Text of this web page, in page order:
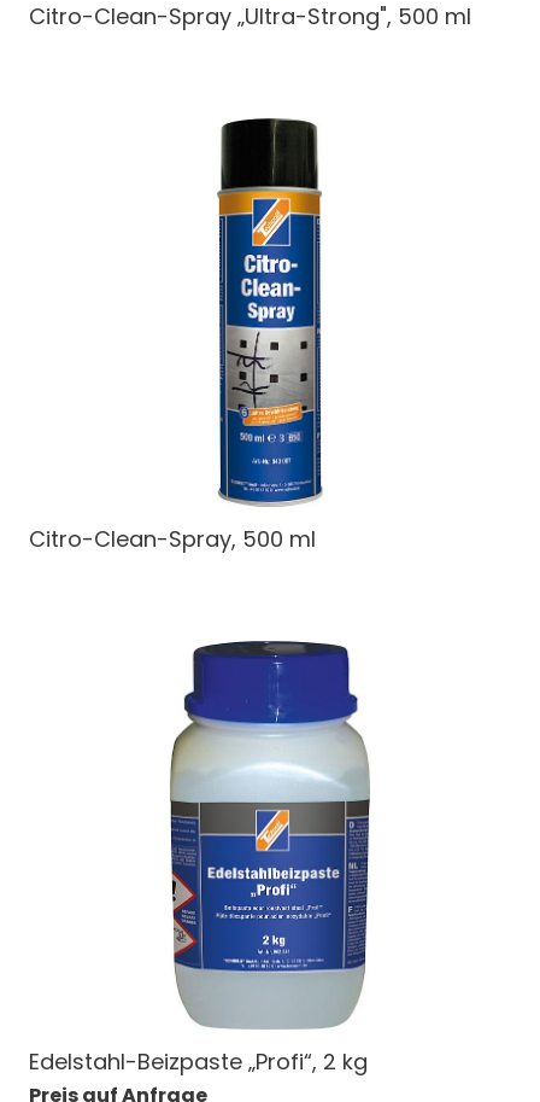
Citro-Clean-Spray „Ultra-Strong", 500 ml
Citro-Clean-Spray, 500 ml
Edelstahl-Beizpaste „Profi“, 2 kg
Preis auf Anfrage